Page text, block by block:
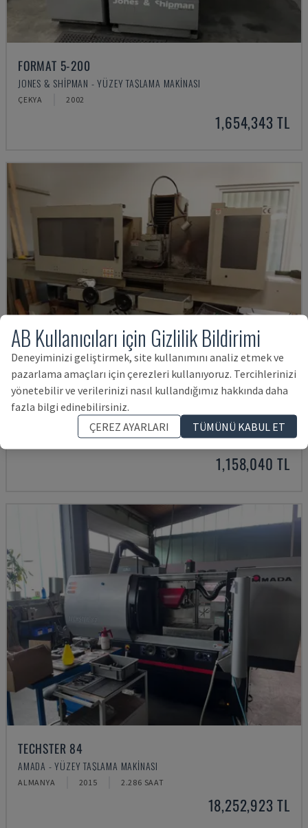
FORMAT 5-200
JONES & SHIPMAN - YÜZEY TAŞLAMA MAKINASI
ÇEKYA 2002
1,654,343 TL
ACC84 DX
OKAMOTO - YÜZEY TAŞLAMA MAKINASI
2018
1,158,040 TL
TECHSTER 84
AMADA - YÜZEY TAŞLAMA MAKINASI
ALMANYA 2015 2.286 SAAT
18,252,923 TL
AB Kullanıcıları için Gizlilik Bildirimi
Deneyiminizi geliştirmek, site kullanımını analiz etmek ve
pazarlama amaçları için çerezleri kullanıyoruz. Tercihlerinizi
yönetebilir ve verilerinizi nasıl kullandığımız hakkında daha
fazla bilgi edinebilirsiniz.
ÇEREZ AYARLARI
TÜMÜNÜ KABUL ET